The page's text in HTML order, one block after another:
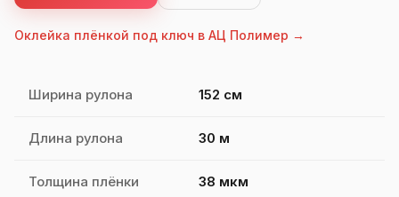
Оклейка плёнкой под ключ в АЦ Полимер →
Ширина рулона 152 см
Длина рулона 30 м
Толщина плёнки 38 мкм